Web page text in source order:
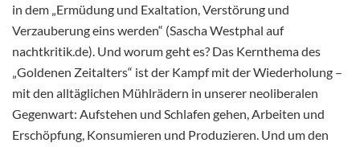
in dem „Ermüdung und Exaltation, Verstörung und
Verzauberung eins werden“ (Sascha Westphal auf
nachtkritik.de). Und worum geht es? Das Kernthema des
„Goldenen Zeitalters“ ist der Kampf mit der Wiederholung –
mit den alltäglichen Mühlrädern in unserer neoliberalen
Gegenwart: Aufstehen und Schlafen gehen, Arbeiten und
Erschöpfung, Konsumieren und Produzieren. Und um den